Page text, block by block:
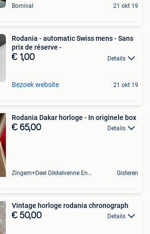
Bornival 21 okt 19
Rodania - automatic Swiss mens - Sans
prix de réserve -
€ 1,00 Details
Bezoek website 21 okt 19
Rodania Dakar horloge - In originele box
€ 65,00 Details
Zingem+Deel Dikkelvenne En Nederzwalm-Hermelgem Gisteren
Vintage horloge rodania chronograph
€ 50,00 Details